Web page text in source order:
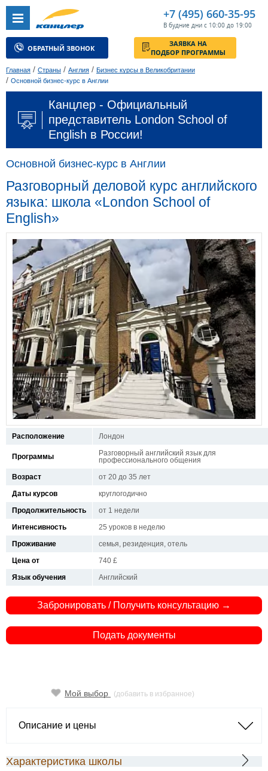
+7 (495) 660-35-95
В будние дни с 10:00 до 19:00
ОБРАТНЫЙ ЗВОНОК
ЗАЯВКА НА
ПОДБОР ПРОГРАММЫ
Главная / Страны / Англия / Бизнес курсы в Великобритании
/ Основной бизнес-курс в Англии
Канцлер - Официальный
представитель London School of
English в России!
Основной бизнес-курс в Англии
Разговорный деловой курс английского
языка: школа «London School of
English»
Расположение Лондон
Программы
Разговорный английский язык для
профессионального общения
Возраст
от 20 до 35 лет
Даты курсов
круглогодично
Продолжительность
от 1 недели
Интенсивность
25 уроков в неделю
Проживание
семья, резиденция, отель
Цена от
740 £
Язык обучения
Английский
Забронировать / Получить консультацию →
Подать документы
Мой выбор (добавить в избранное)
Описание и цены
Характеристика школы